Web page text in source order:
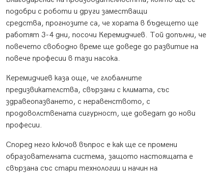
подобри с роботи и други заместващи
средства, прогнозите са, че хората в бъдещето ще
работят 3-4 дни, посочи Керемидчиев. Той допълни, че
повечето свободно време ще доведе до развитие на
повече професии в тази насока.
Керемидчиев каза още, че глобалните
предизвикателства, свързани с климата, със
здравеопазването, с неравенството, с
продоволствената сигурност, ще доведат до нови
професии.
Според него ключов въпрос е как ще се промени
образователната система, защото настоящата е
свързана със стари технологии и начин на